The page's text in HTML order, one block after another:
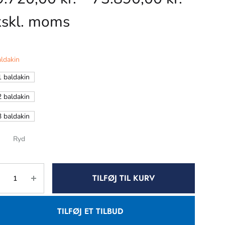
moms
baldakin
baldakin
baldakin
Ryd
TILFØJ TIL KURV
TILFØJ ET TILBUD